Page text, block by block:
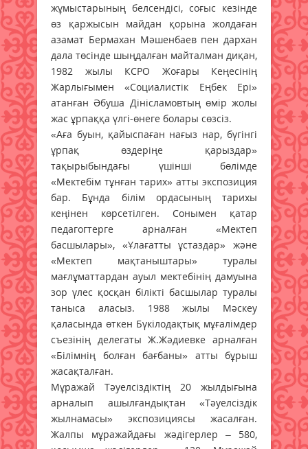
жұмыстарының белсендісі, соғыс кезінде
өз қаржысын майдан қорына жолдаған
азамат Бермахан Мәшенбаев пен дархан
дала төсінде шыңдалған майталман диқан,
1982 жылы КСРО Жоғары Кеңесінің
Жарлығымен «Социалистік Еңбек Ері»
атанған Әбуша Дінісламовтың өмір жолы
жас ұрпаққа үлгі-өнеге болары сөзсіз.
«Аға буын, қайыспаған нағыз нар, бүгінгі
ұрпақ өздеріңе қарыздар»
тақырыбындағы үшінші бөлімде
«Мектебім тұнған тарих» атты экспозиция
бар. Бұнда білім ордасының тарихы
кеңінен көрсетілген. Сонымен қатар
педагогтерге арналған «Мектеп
басшылары», «Ұлағатты ұстаздар» және
«Мектеп мақтаныштары» туралы
мағлұматтардан ауыл мектебінің дамуына
зор үлес қосқан білікті басшылар туралы
таныса аласыз. 1988 жылы Мәскеу
қаласында өткен Бүкілодақтық мұғалімдер
съезінің делегаты Ж.Жәдиевке арналған
«Білімнің болған бағбаны» атты бұрыш
жасақталған.
Мұражай Тәуелсіздіктің 20 жылдығына
арналып ашылғандықтан «Тәуелсіздік
жылнамасы» экспозициясы жасалған.
Жалпы мұражайдағы жәдігерлер – 580,